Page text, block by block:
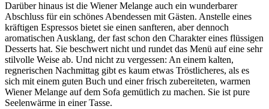
Darüber hinaus ist die Wiener Melange auch ein wunderbarer
Abschluss für ein schönes Abendessen mit Gästen. Anstelle eines
kräftigen Espressos bietet sie einen sanfteren, aber dennoch
aromatischen Ausklang, der fast schon den Charakter eines flüssigen
Desserts hat. Sie beschwert nicht und rundet das Menü auf eine sehr
stilvolle Weise ab. Und nicht zu vergessen: An einem kalten,
regnerischen Nachmittag gibt es kaum etwas Tröstlicheres, als es
sich mit einem guten Buch und einer frisch zubereiteten, warmen
Wiener Melange auf dem Sofa gemütlich zu machen. Sie ist pure
Seelenwärme in einer Tasse.